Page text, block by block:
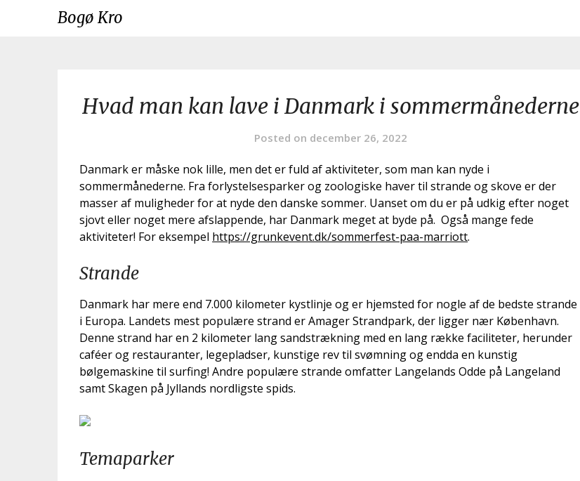
Bogø Kro
Hvad man kan lave i Danmark i sommermånederne
Posted on december 26, 2022
Danmark er måske nok lille, men det er fuld af aktiviteter, som man kan nyde i
sommermånederne. Fra forlystelsesparker og zoologiske haver til strande og skove er der
masser af muligheder for at nyde den danske sommer. Uanset om du er på udkig efter noget
sjovt eller noget mere afslappende, har Danmark meget at byde på. Også mange fede
aktiviteter! For eksempel https://grunkevent.dk/sommerfest-paa-marriott.
Strande
Danmark har mere end 7.000 kilometer kystlinje og er hjemsted for nogle af de bedste strande
i Europa. Landets mest populære strand er Amager Strandpark, der ligger nær København.
Denne strand har en 2 kilometer lang sandstrækning med en lang række faciliteter, herunder
caféer og restauranter, legepladser, kunstige rev til svømning og endda en kunstig
bølgemaskine til surfing! Andre populære strande omfatter Langelands Odde på Langeland
samt Skagen på Jyllands nordligste spids.
Temaparker